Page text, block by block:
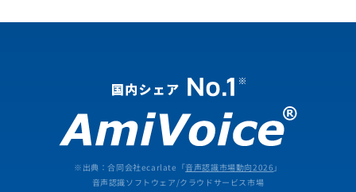
※出典：合同会社ecarlate「音声認識市場動向2026 」
音声認識ソフトウェア/クラウドサービス市場